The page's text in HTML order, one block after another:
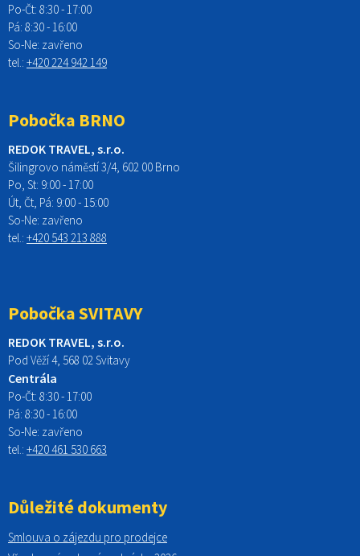
Po-Čt: 8:30 - 17:00
Pá: 8:30 - 16:00
So-Ne: zavřeno
tel.: +420 224 942 149
Pobočka BRNO
REDOK TRAVEL, s.r.o.
Šilingrovo náměstí 3/4, 602 00 Brno
Po, St: 9:00 - 17:00
Út, Čt, Pá: 9:00 - 15:00
So-Ne: zavřeno
tel.: +420 543 213 888
Pobočka SVITAVY
REDOK TRAVEL, s.r.o.
Pod Věží 4, 568 02 Svitavy
Centrála
Po-Čt: 8:30 - 17:00
Pá: 8:30 - 16:00
So-Ne: zavřeno
tel.: +420 461 530 663
Důležité dokumenty
Smlouva o zájezdu pro prodejce